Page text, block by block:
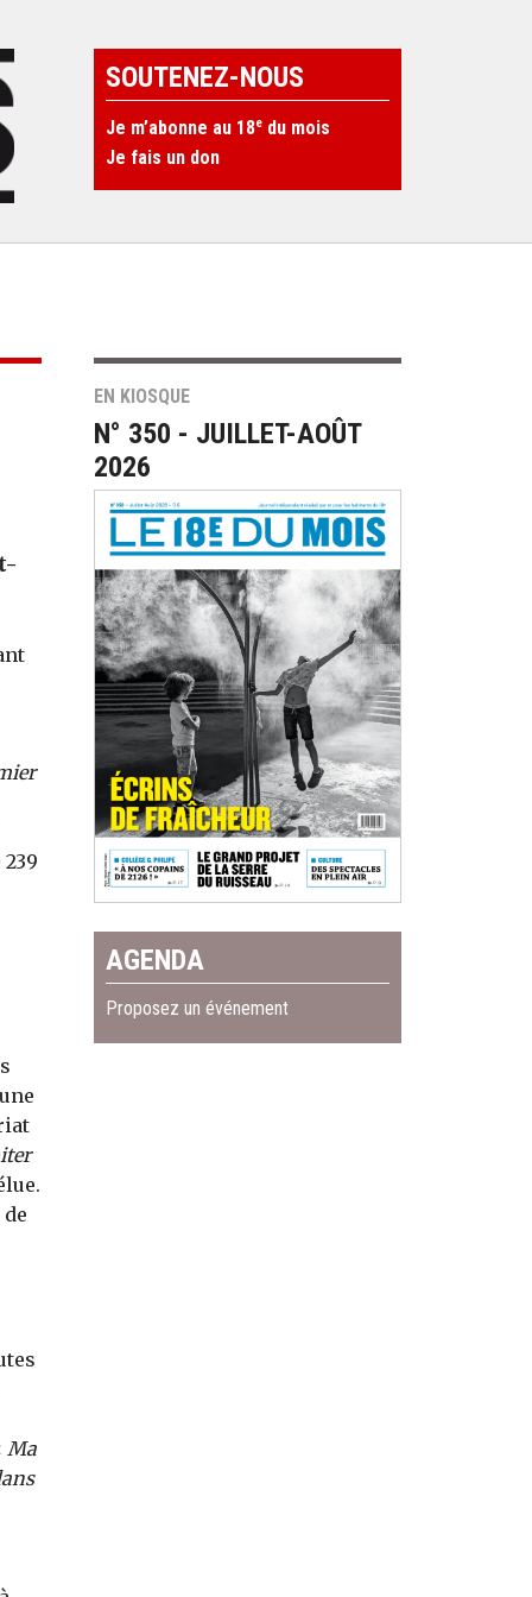
SOUTENEZ-NOUS
Je m’abonne au 18e du mois
Je fais un don
Ma
EN KIOSQUE
N° 350 - JUILLET-AOÛT
2026
AGENDA
Proposez un événement